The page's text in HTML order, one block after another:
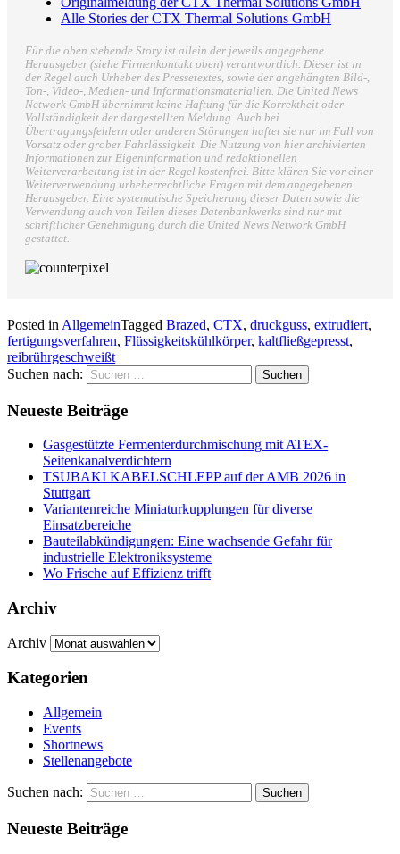
Alle Stories der CTX Thermal Solutions GmbH
Für die oben stehende Story ist allein der jeweils angegebene
Herausgeber (siehe Firmenkontakt oben) verantwortlich. Dieser ist in
der Regel auch Urheber des Pressetextes, sowie der angehängten Bild-,
Ton-, Video-, Medien- und Informationsmaterialien. Die United News
Network GmbH übernimmt keine Haftung für die Korrektheit oder
Vollständigkeit der dargestellten Meldung. Auch bei
Übertragungsfehlern oder anderen Störungen haftet sie nur im Fall von
Vorsatz oder grober Fahrlässigkeit. Die Nutzung von hier archivierten
Informationen zur Eigeninformation und redaktionellen
Weiterverarbeitung ist in der Regel kostenfrei. Bitte klären Sie vor einer
Weiterverwendung urheberrechtliche Fragen mit dem angegebenen
Herausgeber. Eine systematische Speicherung dieser Daten sowie die
Verwendung auch von Teilen dieses Datenbankwerks sind nur mit
schriftlicher Genehmigung durch die United News Network GmbH
gestattet.
Posted in AllgemeinTagged Brazed, CTX, druckguss, extrudiert,
fertigungsverfahren, Flüssigkeitskühlkörper, kaltfließgepresst,
reibrührgeschweißt
Suchen nach:
Neueste Beiträge
Gasgestützte Fermenterdurchmischung mit ATEX-
Seitenkanalverdichtern
TSUBAKI KABELSCHLEPP auf der AMB 2026 in
Stuttgart
Variantenreiche Miniaturkupplungen für diverse
Einsatzbereiche
Bauteilabkündigungen: Eine wachsende Gefahr für
industrielle Elektroniksysteme
Wo Frische auf Effizienz trifft
Archiv
Archiv
Kategorien
Allgemein
Events
Shortnews
Stellenangebote
Suchen nach:
Neueste Beiträge